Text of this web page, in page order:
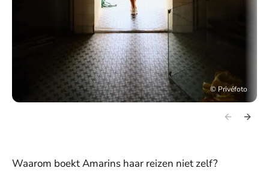
© Privéfoto
Waarom boekt Amarins haar reizen niet zelf?